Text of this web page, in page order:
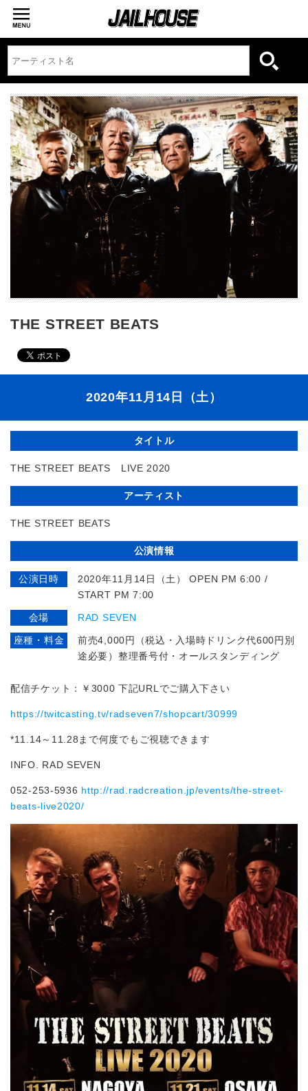
THE STREET BEATS
2020年11月14日（土）
タイトル
THE STREET BEATS LIVE 2020
アーティスト
THE STREET BEATS
公演情報
公演日時
2020年11月14日（土） OPEN PM 6:00 /
START PM 7:00
会場 RAD SEVEN
座種・料金
前売4,000円（税込・入場時ドリンク代600円別
途必要）整理番号付・オールスタンディング
配信チケット：￥3000 下記URLでご購入下さい
https://twitcasting.tv/radseven7/shopcart/30999
*11.14～11.28まで何度でもご視聴できます
INFO. RAD SEVEN
052-253-5936 http://rad.radcreation.jp/events/the-street-
beats-live2020/